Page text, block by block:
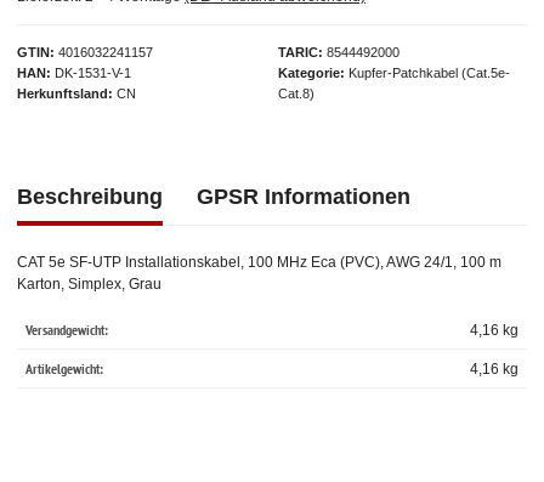
GTIN 4016032241157
HAN
DK-1531-V-1
Herkunftsland
CN
TARIC
8544492000
Kategorie
Kupfer-Patchkabel (Cat.5e-
Cat.8)
Beschreibung GPSR Informationen
CAT 5e SF-UTP Installationskabel, 100 MHz Eca (PVC), AWG 24/1, 100 m
Karton, Simplex, Grau
Versandgewicht: 4,16 kg
Artikelgewicht: 4,16 kg